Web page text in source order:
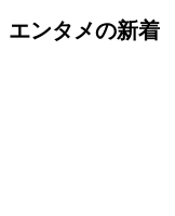
エンタメの新着